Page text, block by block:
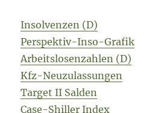
Insolvenzen (D)
Perspektiv-Inso-Grafik
Arbeitslosenzahlen (D)
Kfz-Neuzulassungen
Target II Salden
Case-Shiller Index